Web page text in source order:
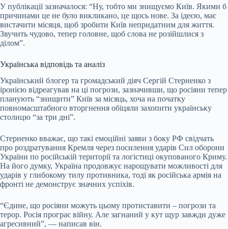
У публікації зазначалося: “Ну, тобто ми знищуємо Київ. Якими б
причинами це не було викликано, це щось нове. За ідеєю, має
вистачити місяця, щоб зробити Київ непридатним для життя.
Звучить чудово, тепер головне, щоб слова не розійшлися з
ділом”.
Українська відповідь та аналіз
Український блогер та громадський діяч Сергій Стерненко з
іронією відреагував на ці погрози, зазначивши, що росіяни тепер
планують “знищити” Київ за місяць, хоча на початку
повномасштабного вторгнення обіцяли захопити українську
столицю “за три дні”.
Стерненко вважає, що такі емоційні заяви з боку РФ свідчать
про роздратування Кремля через посилення ударів Сил оборони
України по російській території та логістиці окупованого Криму.
На його думку, Україна продовжує нарощувати можливості для
ударів у глибокому тилу противника, тоді як російська армія на
фронті не демонструє значних успіхів.
“Єдине, що росіяни можуть цьому протиставити – погрози та
терор. Росія програє війну. Але загнаний у кут щур завжди дуже
агресивний”, — написав він.